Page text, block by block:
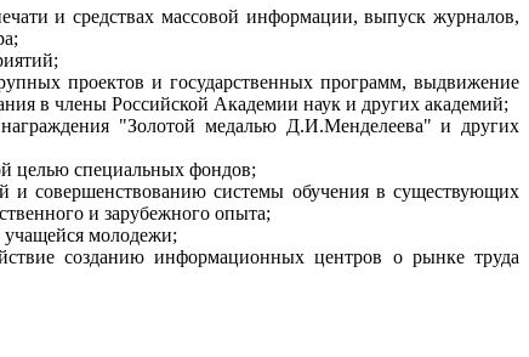
и средствах массовой информации, выпуск журналов,
проектов и государственных программ, выдвижение
в члены Российской Академии наук и других академий;
"Золотой медалью Д.И.Менделеева" и других
целью специальных фондов;
и совершенствованию системы обучения в существующих
и зарубежного опыта;
учащейся молодежи;
созданию информационных центров о рынке труда